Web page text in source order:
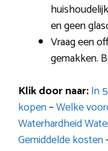
en geen
Vraag een
gemakken.
Klik door naar:In
kopen–Welke
Waterhardheid
Gemiddelde kosten